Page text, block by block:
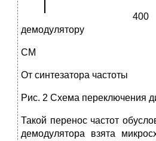
демодулятору
СМ
От синтезатора частоты
Рис. 2 Схема переключения
Такой перенос частот
демодулятора взята